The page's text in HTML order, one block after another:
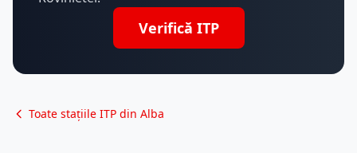
Verifică ITP
Toate stațiile ITP din Alba